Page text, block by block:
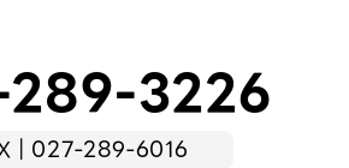
3226
｜027-289-6016